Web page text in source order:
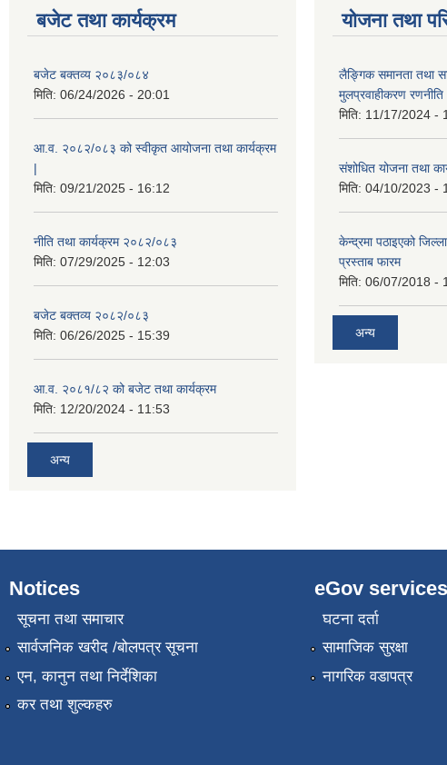
बजेट तथा कार्यक्रम
बजेट बक्तव्य २०८३/०८४
मिति: 06/24/2026 - 20:01
आ.व. २०८२/०८३ को स्वीकृत आयोजना तथा कार्यक्रम
|
मिति: 09/21/2025 - 16:12
नीति तथा कार्यक्रम २०८२/०८३
मिति: 07/29/2025 - 12:03
बजेट बक्तव्य २०८२/०८३
मिति: 06/26/2025 - 15:39
आ.व. २०८१/८२ को बजेट तथा कार्यक्रम
मिति: 12/20/2024 - 11:53
अन्य
योजना तथा
लैङ्गिक समानता तथा
मुलप्रवाहीकरण
मिति: 11/17/2024 -
संशोधित योजना तथा
मिति: 04/10/2023 -
केन्द्रमा पठाइएको
प्रस्ताब फारम
मिति: 06/07/2018 -
अन्य
Notices
सूचना तथा समाचार
सार्वजनिक खरीद /बोलपत्र सूचना
एन, कानुन तथा निर्देशिका
कर तथा शुल्कहरु
eGov services
घटना दर्ता
सामाजिक सुरक्षा
नागरिक वडापत्र